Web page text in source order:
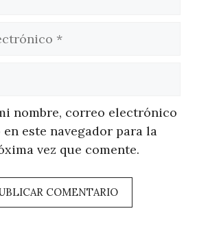
nombre, correo electrónico
en este navegador para la
vez que comente.